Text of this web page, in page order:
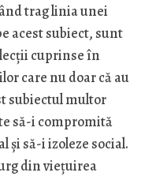
trag linia unei
acest subiect, sunt
cuprinse în
care nu doar că au
subiectul multor
să-i compromită
şi să-i izoleze social.
din vieţuirea